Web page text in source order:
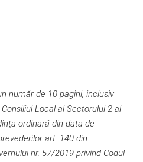
număr de 10 pagini, inclusiv
Local al Sectorului 2 al
ordinară din data de
art. 140 din
nr. 57/2019 privind Codul